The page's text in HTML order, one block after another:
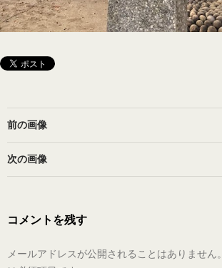
前の画像
次の画像
コメントを残す
メールアドレスが公開されることはありません。